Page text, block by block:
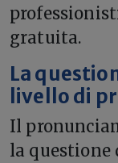
gratuita.
La
livello di
Il
la questione